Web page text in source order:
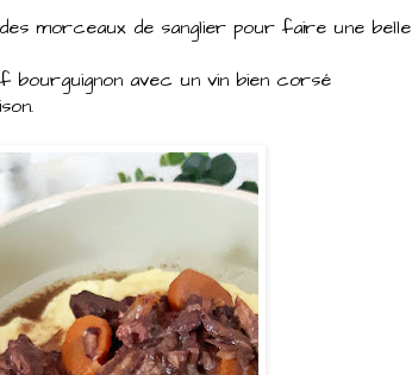
morceaux de sanglier pour faire une belle
bourguignon avec un vin bien corsé